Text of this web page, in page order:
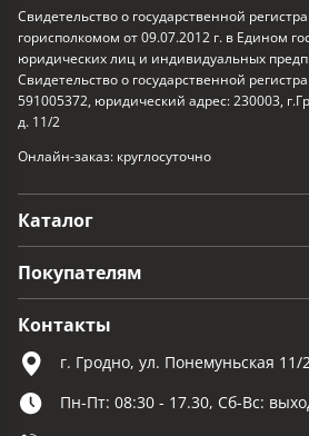
Свидетельство о государственной
горисполкомом от 09.07.2012 г. в Едином
юридических лиц и индивидуальных
Свидетельство о государственной
591005372, юридический адрес: 230003,
д. 11/2
Онлайн-заказ: круглосуточно
Каталог
Покупателям
Контакты
г. Гродно, ул. Понемуньская 11/
Пн-Пт: 08:30 - 17.30, Сб-Вс: